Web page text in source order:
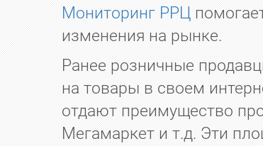
Мониторинг РРЦ
изменения на рынке.
Ранее розничные
на товары в своем
отдают преимущество
Мегамаркет и т.д. Эти